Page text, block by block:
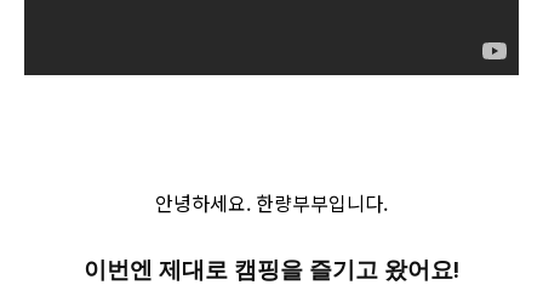
안녕하세요. 한량부부입니다.
이번엔 제대로 캠핑을 즐기고 왔어요!